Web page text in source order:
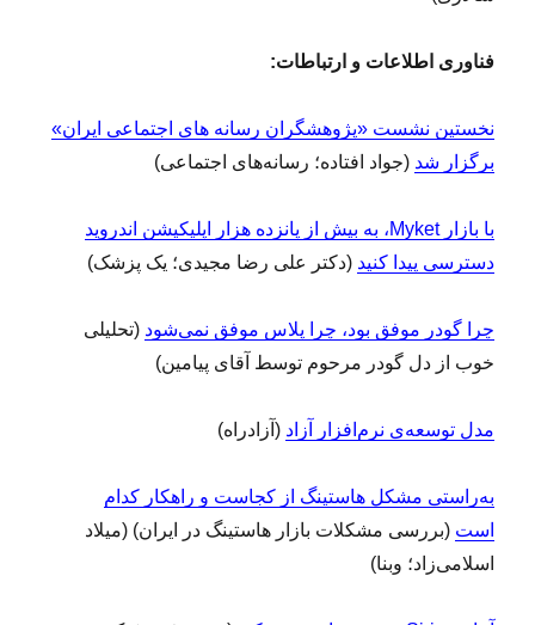
فناوری اطلاعات و ارتباطات:
نخستین نشست «پژوهشگران رسانه های اجتماعی ایران»
برگزار شد (جواد افتاده؛ رسانه‌های اجتماعی)
با بازار Myket، به بیش از پانزده هزار اپلیکیشن اندروید
دسترسی پیدا کنید (دکتر علی رضا مجیدی؛ یک پزشک)
چرا گودر موفق بود، چرا پلاس موفق نمی‌شود (تحلیلی
خوب از دل گودر مرحوم توسط آقای پیامین)
مدل توسعه‌ی نرم‌افزار آزاد (آزادراه)
به‌راستی مشکل هاستینگ از کجاست و راهکار کدام
است (بررسی مشکلات بازار هاستینگ در ایران) (میلاد
اسلامی‌زاد؛ وبنا)